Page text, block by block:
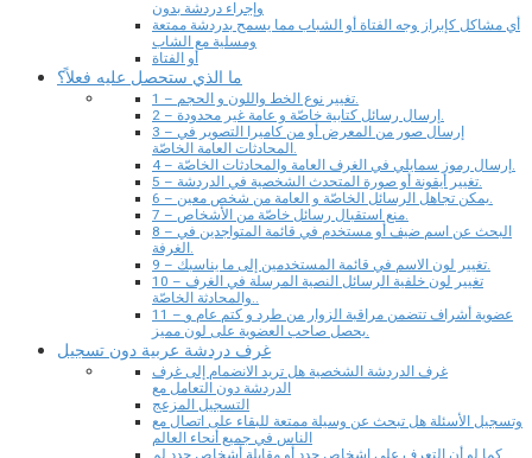
وإجراء دردشة بدون
أي مشاكل كإبراز وجه الفتاة أو الشباب مما يسمح بدردشة ممتعة
ومسلية مع الشاب
أو الفتاة
ما الذي ستحصل عليه فعلاً؟
1 – تغيير نوع الخط واللون و الحجم.
2 – إرسال رسائل كتابية خاصّة و عامة غير محدودة.
3 – إرسال صور من المعرض أو من كاميرا التصوير في
المحادثات العامة الخاصّة.
4 – إرسال رموز سمايلي في الغرف العامة والمحادثات الخاصّة.
5 – تغيير أيقونة أو صورة المتحدث الشخصية في الدردشة.
6 – يمكن تجاهل الرسائل الخاصّة و العامة من شخص معين.
7 – منع استقبال رسائل خاصّة من الأشخاص.
8 – البحث عن اسم ضيف أو مستخدم في قائمة المتواجدين في
الغرفة.
9 – تغيير لون الاسم في قائمة المستخدمين إلى ما يناسبك.
10 – تغيير لون خلفية الرسائل النصية المرسلة في الغرف
والمحادثة الخاصّة..
11 – عضوية أشراف تتضمن مراقبة الزوار من طرد و كتم عام و
يحصل صاحب العضوية على لون مميز.
غرف دردشة عربية دون تسجيل
غرف الدردشة الشخصية هل تريد الانضمام إلى غرف
الدردشة دون التعامل مع
التسجيل المزعج
وتسجيل الأسئلة هل تبحث عن وسيلة ممتعة للبقاء على اتصال مع
الناس في جميع أنحاء العالم
كما لو أن التعرف على اشخاص جدد أو مقابلة أشخاص جدد لم